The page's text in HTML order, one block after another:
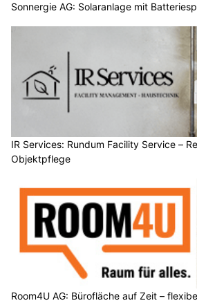
Sonnergie AG: Solaranlage mit
IR Services: Rundum Facility Service –
Objektpflege
Room4U AG: Bürofläche auf Zeit –